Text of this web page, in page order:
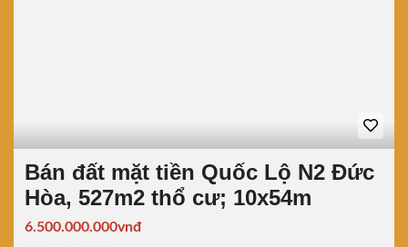
Bán đất mặt tiền Quốc Lộ N2 Đức
Hòa, 527m2 thổ cư; 10x54m
6.500.000.000vnđ